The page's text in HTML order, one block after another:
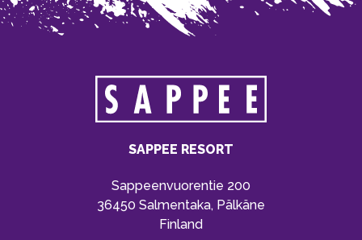
SAPPEE RESORT
Sappeenvuorentie 200
36450 Salmentaka, Pälkäne
Finland